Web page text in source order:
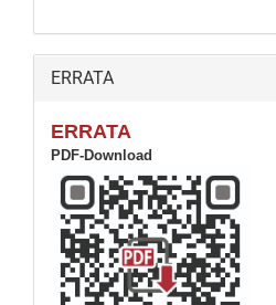
ERRATA
ERRATA
PDF-Download